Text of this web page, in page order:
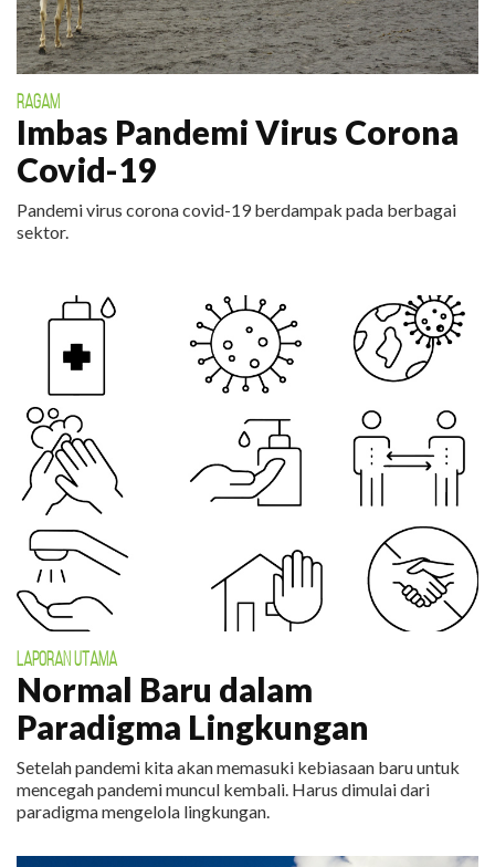
RAGAM
Imbas Pandemi Virus Corona
Covid-19
Pandemi virus corona covid-19 berdampak pada berbagai
sektor.
LAPORAN UTAMA
Normal Baru dalam
Paradigma Lingkungan
Setelah pandemi kita akan memasuki kebiasaan baru untuk
mencegah pandemi muncul kembali. Harus dimulai dari
paradigma mengelola lingkungan.